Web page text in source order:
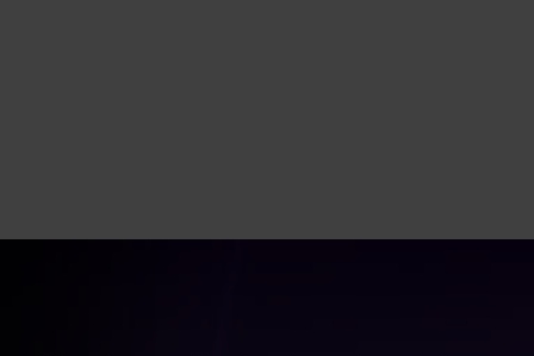
Quelques données sur nos clients